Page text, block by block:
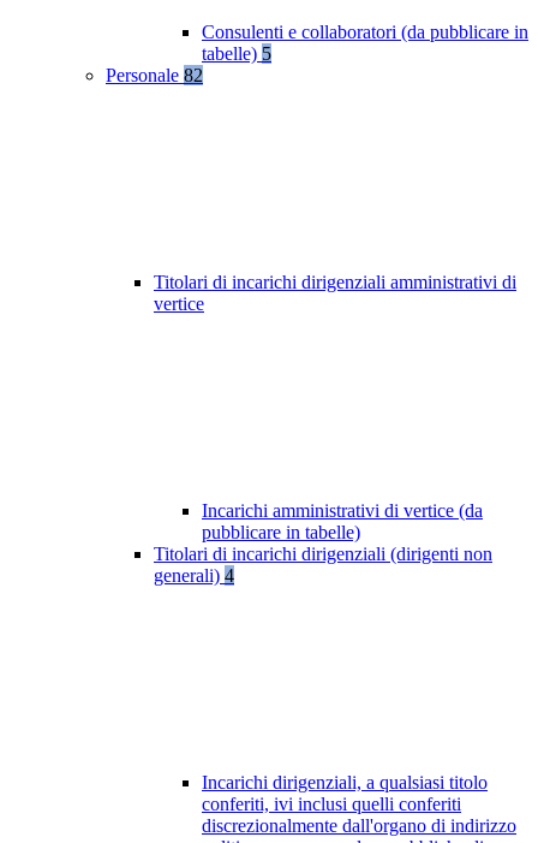
Consulenti e collaboratori (da pubblicare in
tabelle) 5
Personale 82
Titolari di incarichi dirigenziali amministrativi di
vertice
Incarichi amministrativi di vertice (da
pubblicare in tabelle)
Titolari di incarichi dirigenziali (dirigenti non
generali) 4
Incarichi dirigenziali, a qualsiasi titolo
conferiti, ivi inclusi quelli conferiti
discrezionalmente dall'organo di indirizzo